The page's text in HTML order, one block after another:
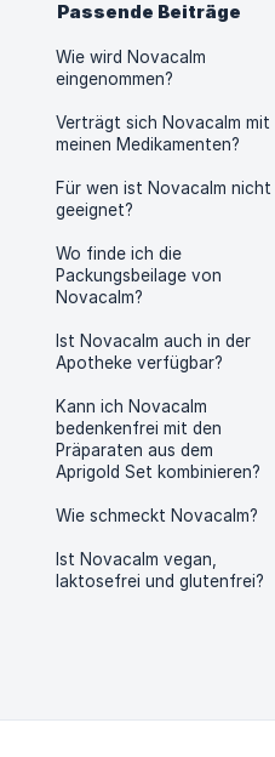
Passende Beiträge
Wie wird Novacalm
eingenommen?
Verträgt sich Novacalm mit
meinen Medikamenten?
Für wen ist Novacalm nicht
geeignet?
Wo finde ich die
Packungsbeilage von
Novacalm?
Ist Novacalm auch in der
Apotheke verfügbar?
Kann ich Novacalm
bedenkenfrei mit den
Präparaten aus dem
Aprigold Set kombinieren?
Wie schmeckt Novacalm?
Ist Novacalm vegan,
laktosefrei und glutenfrei?